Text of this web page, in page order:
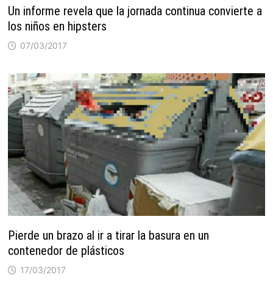
Un informe revela que la jornada continua convierte a
los niños en hipsters
07/03/2017
Pierde un brazo al ir a tirar la basura en un
contenedor de plásticos
17/03/2017